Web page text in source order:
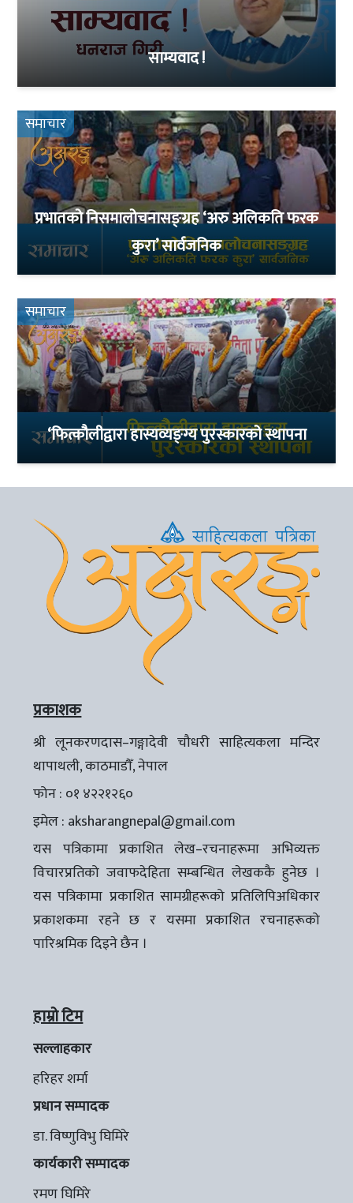
साम्यवाद !
समाचार
प्रभातको निसमालोचनासङ्ग्रह ‘अरु अलिकति फरक
कुरा’ सार्वजनिक
समाचार
‘फित्कौलीद्वारा हास्यव्यङ्ग्य पुरस्कारको स्थापना
प्रकाशक
श्री लूनकरणदास–गङ्गादेवी चौधरी साहित्यकला मन्दिर
थापाथली, काठमाडौँ, नेपाल
फोन : ०१ ४२२१२६०
इमेल : aksharangnepal@gmail.com
यस पत्रिकामा प्रकाशित लेख–रचनाहरूमा अभिव्यक्त
विचारप्रतिको जवाफदेहिता सम्बन्धित लेखककै हुनेछ ।
यस पत्रिकामा प्रकाशित सामग्रीहरूको प्रतिलिपिअधिकार
प्रकाशकमा रहने छ र यसमा प्रकाशित रचनाहरूको
पारिश्रमिक दिइने छैन ।
हाम्रो टिम
सल्लाहकार
हरिहर शर्मा
प्रधान सम्पादक
डा. विष्णुविभु घिमिरे
कार्यकारी सम्पादक
रमण घिमिरे